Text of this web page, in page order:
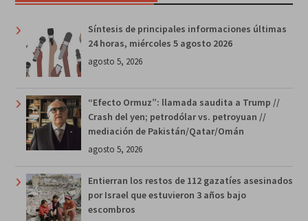
Síntesis de principales informaciones últimas
24 horas, miércoles 5 agosto 2026
agosto 5, 2026
“Efecto Ormuz”: llamada saudita a Trump //
Crash del yen; petrodólar vs. petroyuan //
mediación de Pakistán/Qatar/Omán
agosto 5, 2026
Entierran los restos de 112 gazatíes asesinados
por Israel que estuvieron 3 años bajo
escombros